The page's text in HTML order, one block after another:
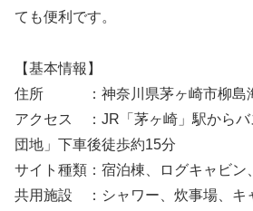
ても便利です。
【基本情報】
住所 ：神奈川県茅ヶ崎市柳島
アクセス ：JR「茅ヶ崎」駅からバ
団地」下車後徒歩約15分
サイト種類：宿泊棟、ログキャビン
共用施設 ：シャワー、炊事場、キ